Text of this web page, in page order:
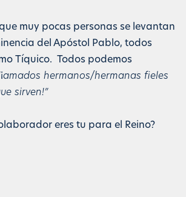
muy pocas personas se levantan
del Apóstol Pablo, todos
Tíquico. Todos podemos
¡amados hermanos/hermanas fieles
sirven!”
eres tu para el Reino?